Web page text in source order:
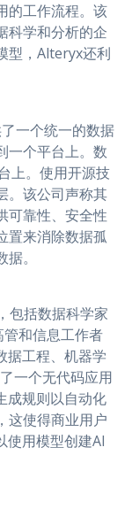
的工作流程。该
科学和分析的企
型，Alteryx还利
一个统一的数据
一个平台上。数
上。使用开源技
。该公司声称其
可靠性、安全性
置来消除数据孤
。
包括数据科学家
和信息工作者
据工程、机器学
一个无代码应用
成规则以自动化
这使得商业用户
使用模型创建AI